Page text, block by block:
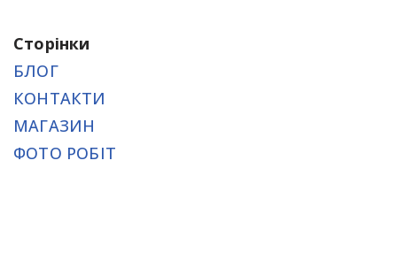
Сторінки
БЛОГ
КОНТАКТИ
МАГАЗИН
ФОТО РОБІТ